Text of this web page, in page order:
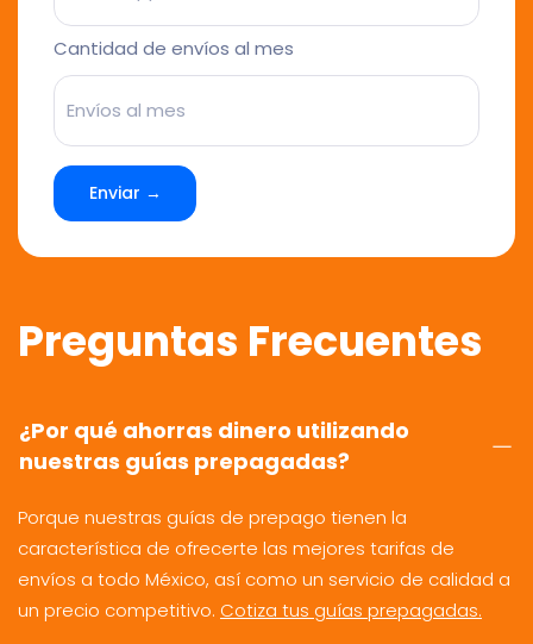
Cantidad de envíos al mes
Enviar →
Preguntas Frecuentes
¿Por qué ahorras dinero utilizando
nuestras guías prepagadas?
Porque nuestras guías de prepago tienen la
característica de ofrecerte las mejores tarifas de
envíos a todo México, así como un servicio de calidad a
un precio competitivo. Cotiza tus guías prepagadas.